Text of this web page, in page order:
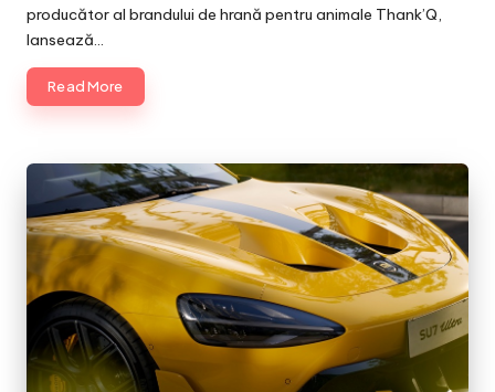
producător al brandului de hrană pentru animale Thank’Q,
lansează…
Read More